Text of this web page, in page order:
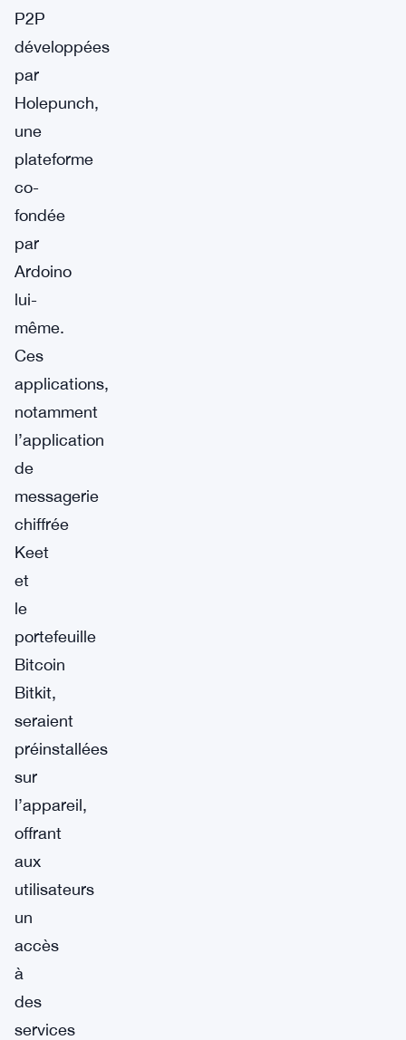
P2P
développées
par
Holepunch,
une
plateforme
co-
fondée
par
Ardoino
lui-
même.
Ces
applications,
notamment
l’application
de
messagerie
chiffrée
Keet
et
le
portefeuille
Bitcoin
Bitkit,
seraient
préinstallées
sur
l’appareil,
offrant
aux
utilisateurs
un
accès
à
des
services